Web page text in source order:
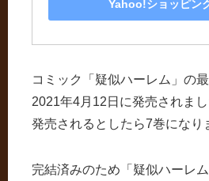
Yahoo!ショッピン
コミック「疑似ハーレム」の
2021年4月12日に発売されま
発売されるとしたら7巻になり
完結済みのため「疑似ハーレ